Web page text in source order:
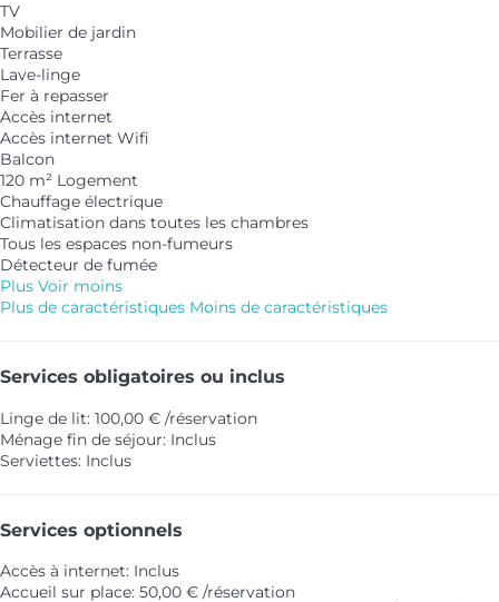
TV
Mobilier de jardin
Terrasse
Lave-linge
Fer à repasser
Accès internet
Accès internet Wifi
Balcon
120 m² Logement
Chauffage électrique
Climatisation dans toutes les chambres
Tous les espaces non-fumeurs
Détecteur de fumée
Plus Voir moins
Plus de caractéristiques Moins de caractéristiques
Services obligatoires ou inclus
Linge de lit: 100,00 € /réservation
Ménage fin de séjour: Inclus
Serviettes: Inclus
Services optionnels
Accès à internet: Inclus
Accueil sur place: 50,00 € /réservation